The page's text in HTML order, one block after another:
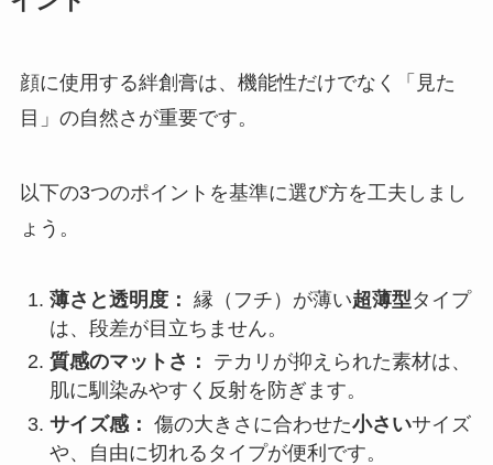
顔に使用する絆創膏は、機能性だけでなく「見た
目」の自然さが重要です。
以下の3つのポイントを基準に選び方を工夫しまし
ょう。
薄さと透明度： 縁（フチ）が薄い超薄型タイプ
は、段差が目立ちません。
質感のマットさ：
テカリが抑えられた素材は、
肌に馴染みやすく反射を防ぎます。
サイズ感： 傷の大きさに合わせた小さいサイズ
や、自由に切れるタイプが便利です。